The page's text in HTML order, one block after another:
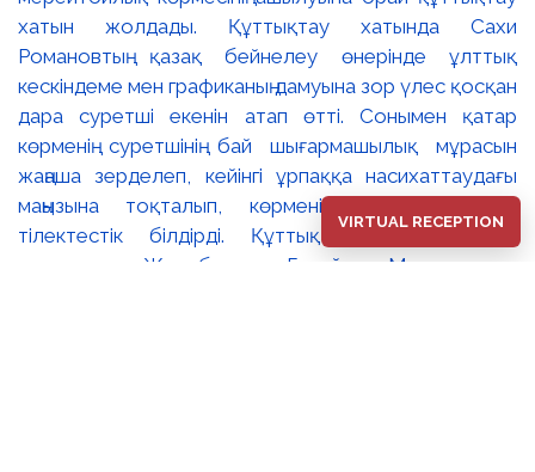
VIRTUAL RECEPTION